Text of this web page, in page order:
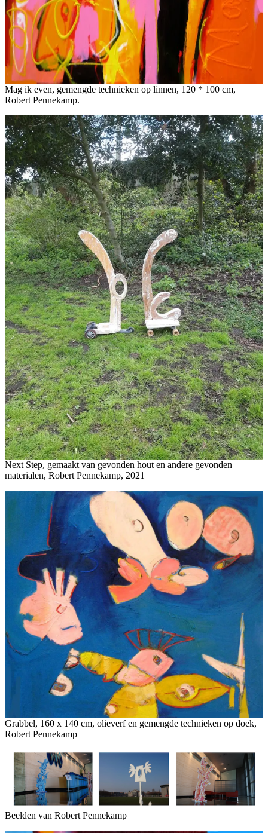
Mag ik even, gemengde technieken op linnen, 120 * 100 cm,
Robert Pennekamp.
Next Step, gemaakt van gevonden hout en andere gevonden
materialen, Robert Pennekamp, 2021
Grabbel, 160 x 140 cm, olieverf en gemengde technieken op doek,
Robert Pennekamp
Beelden van Robert Pennekamp